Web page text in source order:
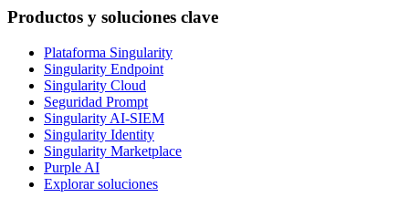
Productos y soluciones clave
Plataforma Singularity
Singularity Endpoint
Singularity Cloud
Seguridad Prompt
Singularity AI-SIEM
Singularity Identity
Singularity Marketplace
Purple AI
Explorar soluciones